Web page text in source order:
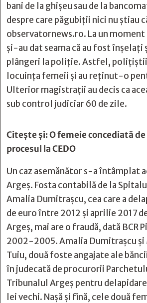
bani de la ghișeu sau de la
despre care păgubiții nici nu știau
observatornews.ro. La un
şi-au dat seama că au fost înșelați
plângeri la poliţie. Astfel, polițiștii
locuința femeii și au reținut-o
Ulterior magistrații au decis ca
sub control judiciar 60 de zile.
Citește și:O femeie concediată
procesul la CEDO
Un caz asemănător s-a întâmplat
Argeș. Fosta contabilă de la
Amalia Dumitraşcu, cea care a
de euro între 2012 şi aprilie 2017
Argeş, mai are o fraudă, dată BCR
2002-2005. Amalia Dumitraşcu
Tuiu, două foste angajate ale
în judecată de procurorii
Tribunalul Argeş pentru
lei vechi. Naşă şi fină, cele două